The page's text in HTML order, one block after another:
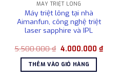
MÁY TRIỆT LÔNG
Máy triệt lông tại nhà
Aimanfun, công nghệ triệt
laser sapphire và IPL
5.500.000₫ Giá
là:
5.500.000 ₫.
4.000.000 ₫Giá
hiện
THÊM VÀO GIỎ HÀNG